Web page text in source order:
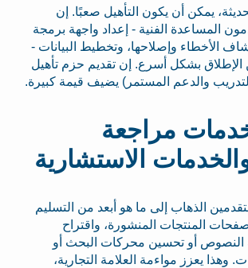
يمكن أن يكون التأهيل صعبًا. إن
المساعدة الفنية - إعداد واجهة برمجة
الأخطاء وإصلاحها، وتخطيط البيانات -
الإطلاق بشكل أسرع. إن تقديم حزم تأهيل
والدعم المستمر) يضيف قيمة كبيرة.
خدمات مراجعة
الاستشارية
الذهاب إلى ما هو أبعد من التسليم
المنتجات المنشورة، واقتراح
النصوص أو تحسين محركات البحث أو
وهذا يعزز مواءمة العلامة التجارية،